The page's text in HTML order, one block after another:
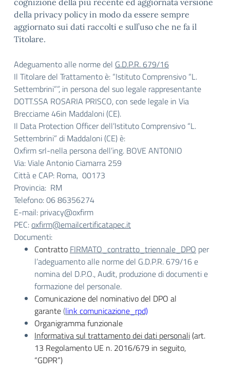
cognizione della più recente ed aggiornata versione
della privacy policy in modo da essere sempre
aggiornato sui dati raccolti e sull’uso che ne fa il
Titolare.
Adeguamento alle norme del G.D.P.R. 679/16
Il Titolare del Trattamento è: “Istituto Comprensivo “L.
Settembrini””, in persona del suo legale rappresentante
DOTT.SSA ROSARIA PRISCO, con sede legale in Via
Brecciame 46in Maddaloni (CE).
Il Data Protection Officer dell’Istituto Comprensivo “L.
Settembrini” di Maddaloni (CE) è:
Oxfirm srl-nella persona dell’ing. BOVE ANTONIO
Via: Viale Antonio Ciamarra 259
Città e CAP: Roma, 00173
Provincia: RM
Telefono: 06 86356274
E-mail: privacy@oxfirm
PEC: oxfirm@emailcertificatapec.it
Documenti:
Contratto FIRMATO_contratto_triennale_DPO per
l’adeguamento alle norme del G.D.P.R. 679/16 e
nomina del D.P.O., Audit, produzione di documenti e
formazione del personale.
Comunicazione del nominativo del DPO al
garante (link comunicazione_rpd)
Organigramma funzionale
Informativa sul trattamento dei dati personali(art.
13 Regolamento UE n. 2016/679 in seguito,
“GDPR”)